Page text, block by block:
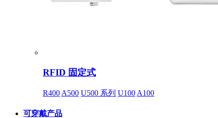
RFID 固定式
R400 A500 U500 系列 U100 A100
可穿戴产品